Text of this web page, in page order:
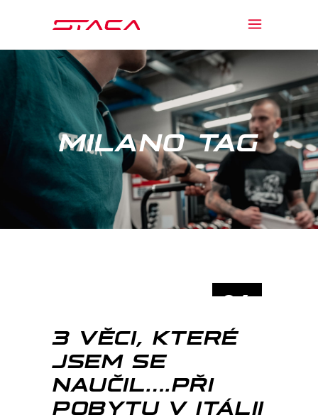
MILANO TAG
04
3 VĚCI, KTERÉ
JSEM SE
NAUČIL….PŘI
POBYTU V ITÁLII